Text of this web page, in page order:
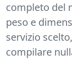
completo del
peso e
servizio
compilare